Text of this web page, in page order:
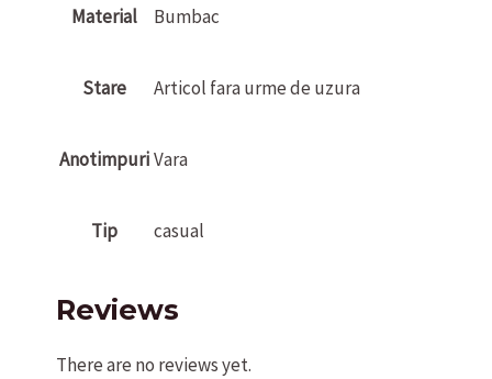
Material Bumbac
Stare Articol fara urme de uzura
AnotimpuriVara
Tip casual
Reviews
There are no reviews yet.